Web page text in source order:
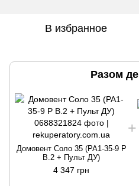
В избранное
Разом
Домовент Соло 35 (РА1-35-9 Р
В.2 + Пульт ДУ)
4 347 грн